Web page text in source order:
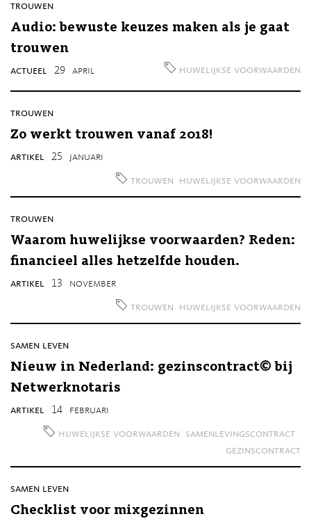
trouwen
Audio: bewuste keuzes maken als je gaat
trouwen
actueel 29 april huwelijkse voorwaarden
trouwen
Zo werkt trouwen vanaf 2018!
artikel 25 januari
trouwen huwelijkse voorwaarden
trouwen
Waarom huwelijkse voorwaarden? Reden:
financieel alles hetzelfde houden.
artikel 13 november
trouwen huwelijkse voorwaarden
samen leven
Nieuw in Nederland: gezinscontract© bij
Netwerknotaris
artikel 14 februari
huwelijkse voorwaarden
samenlevingscontract
gezinscontract
samen leven
Checklist voor mixgezinnen